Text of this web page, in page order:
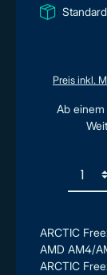
ARCTIC
AMD AM4/
ARCTIC
Preis inkl.
Ab